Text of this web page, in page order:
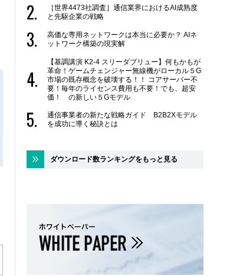
［世界4473社調査］通信業界におけるAI成熟度
と先駆企業の戦略
高価な専用ネットワークは本当に必要か？ AIネ
ットワーク構築の現実解
【基調講演 K2-4 スリーダブリュー】何もかもが
革命！ゲームチェンジャー無線機がローカル５G
市場の既存概念を破壊する！！ コアサーバー不
要！毎年のライセンス費用も不要！でも、超安
価！ の新しい５Gモデル
通信事業者の新たな戦略ガイド B2B2Xモデル
を成功に導く秘訣とは
ダウンロード数ランキングをもっと見る